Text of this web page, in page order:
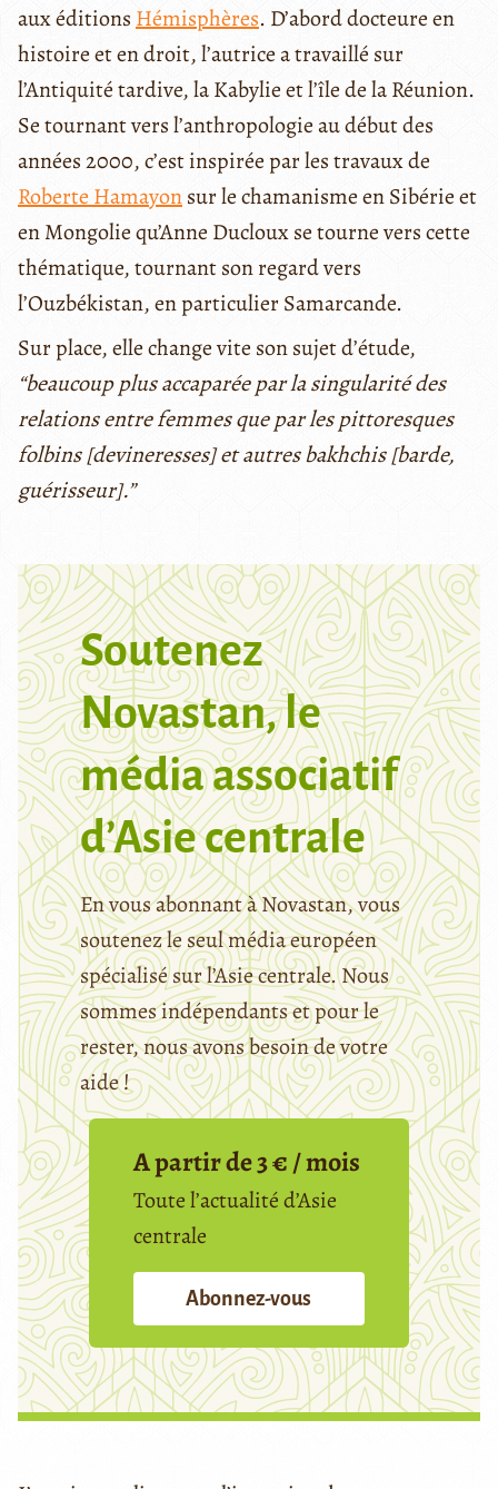
aux éditions Hémisphères. D’abord docteure en
histoire et en droit, l’autrice a travaillé sur
l’Antiquité tardive, la Kabylie et l’île de la Réunion.
Se tournant vers l’anthropologie au début des
années 2000, c’est inspirée par les travaux de
Roberte Hamayonsur le chamanisme en Sibérie et
en Mongolie qu’Anne Ducloux se tourne vers cette
thématique, tournant son regard vers
l’Ouzbékistan, en particulier Samarcande.
Sur place, elle change vite son sujet d’étude,
“beaucoup plus accaparée par la singularité des
relations entre femmes que par les pittoresques
folbins [devineresses] et autres bakhchis [barde,
guérisseur].”
Soutenez
Novastan, le
média associatif
d’Asie centrale
En vous abonnant à Novastan, vous
soutenez le seul média européen
spécialisé sur l’Asie centrale. Nous
sommes indépendants et pour le
rester, nous avons besoin de votre
aide !
A partir de 3 € / mois
Toute l’actualité d’Asie
centrale
Abonnez-vous